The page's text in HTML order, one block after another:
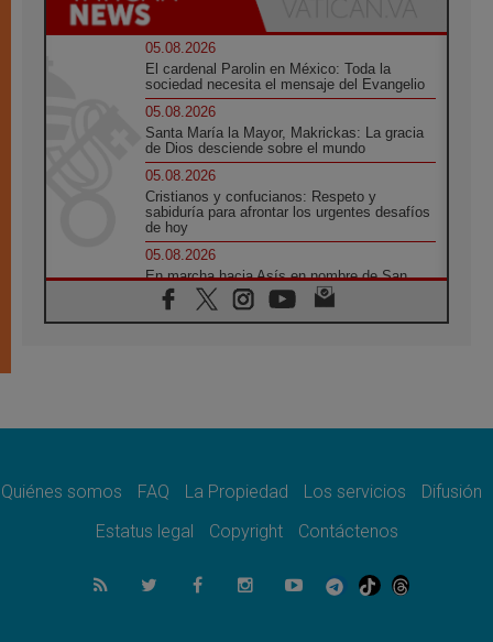
05.08.2026
El cardenal Parolin en México: Toda la
sociedad necesita el mensaje del Evangelio
05.08.2026
Santa María la Mayor, Makrickas: La gracia
de Dios desciende sobre el mundo
05.08.2026
Cristianos y confucianos: Respeto y
sabiduría para afrontar los urgentes desafíos
de hoy
05.08.2026
En marcha hacia Asís en nombre de San
Francisco, a la espera de León
05.08.2026
quienes bendicen la guerra
Ucrania: Ataque masivo en Kyiv durante la
05.08.2026
Colombo: "La visita del Papa a Argentina
Quiénes somos FAQ La Propiedad Los servicios
Difusión
Estatus legal
Copyright Contáctenos